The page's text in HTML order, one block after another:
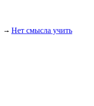
Нет смысла учить